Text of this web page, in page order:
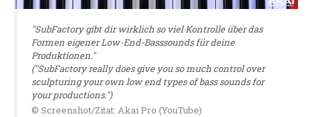
"SubFactory gibt dir wirklich so viel Kontrolle über das
Formen eigener Low-End-Basssounds für deine
Produktionen."
("SubFactory really does give you so much control over
sculpturing your own low end types of bass sounds for
your productions.")
© Screenshot/Zitat: Akai Pro (YouTube)